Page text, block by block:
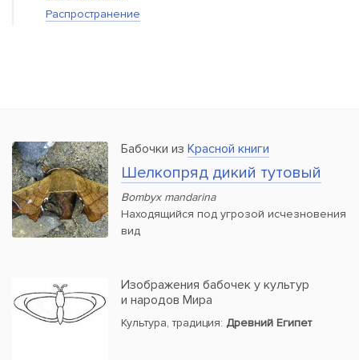
Распространение
Бабочки из Красной книги
Шелкопряд дикий тутовый
Bombyx mandarina
Находящийся под угрозой исчезновения
вид
Изображения бабочек у культур
и народов Мира
Культура, традиция: Древний Египет